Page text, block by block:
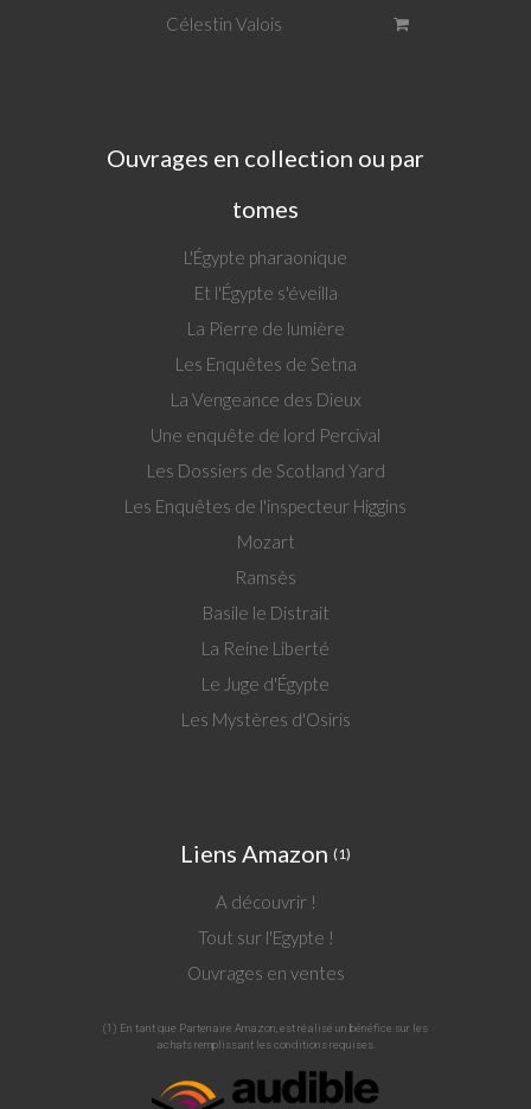
Célestin Valois
Ouvrages en collection ou par
tomes
L'Égypte pharaonique
Et l'Égypte s'éveilla
La Pierre de lumière
Les Enquêtes de Setna
La Vengeance des Dieux
Une enquête de lord Percival
Les Dossiers de Scotland Yard
Les Enquêtes de l'inspecteur Higgins
Mozart
Ramsès
Basile le Distrait
La Reine Liberté
Le Juge d'Égypte
Les Mystères d'Osiris
Liens Amazon (1)
A découvrir !
Tout sur l'Egypte !
Ouvrages en ventes
(1) En tant que Partenaire Amazon, est réalisé un bénéfice sur les
achats remplissant les conditions requises.